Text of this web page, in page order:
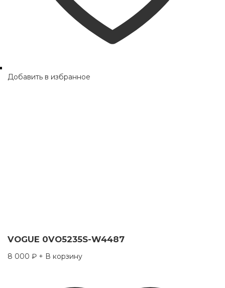
Добавить в избранное
VOGUE 0VO5235S-W4487
8 000 ₽ + В корзину